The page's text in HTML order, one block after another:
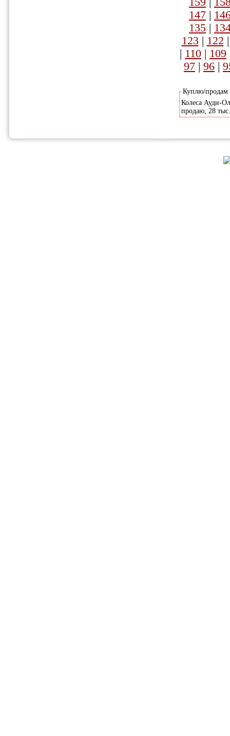
147 |
135 |
123 | 122
| 110 | 109
97 | 96 |
Куплю/
Колеса Ауди-
продаю, 28